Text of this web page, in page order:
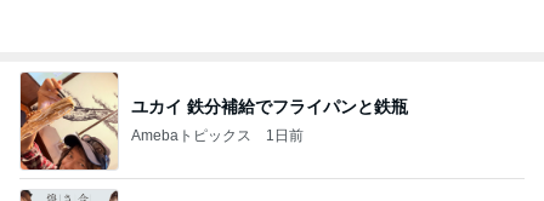
ユカイ 鉄分補給でフライパンと鉄瓶
Amebaトピックス 1日前